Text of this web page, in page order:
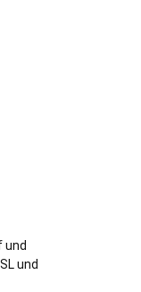
und
und